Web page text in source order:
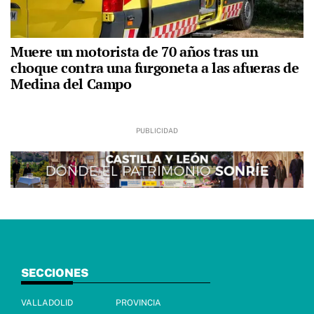
Muere un motorista de 70 años tras un
choque contra una furgoneta a las afueras de
Medina del Campo
SECCIONES
VALLADOLID
PROVINCIA